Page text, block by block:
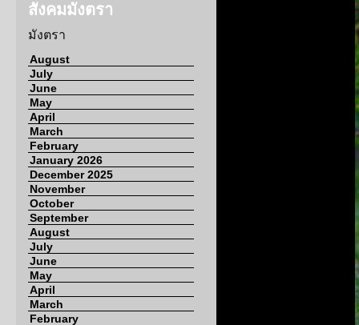
สังคมมังตรา
มังตรา
August
July
June
May
April
March
February
January 2026
December 2025
November
October
September
August
July
June
May
April
March
February